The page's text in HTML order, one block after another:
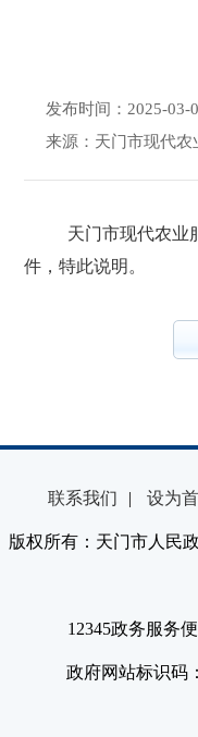
发布时间：2025-03-
来源：天门市现代农
天门市现代农业
件，特此说明。
联系我们 | 设为
版权所有：天门市人
12345政务服务
政府网站标识码